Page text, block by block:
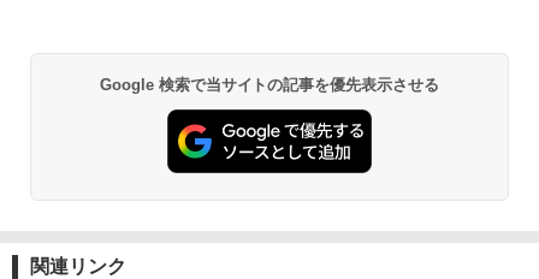
スプラトゥーン レイダース -Switch2
Beast of Reincarnation -PS5 【特典】
プロダクトコード 封入
￥7,286
2
【純正品】Xbox ワイヤレス コントロー
ラー (ロボット ホワイト)
￥7,681
【純正品】Xbox ワイヤレス コントロー
劇場版「鬼滅の刃」無限城編 第一章 猗
窩座再来 通常版 [DVD]
￥3,523
Google 検索で当サイトの記事を優先表示させる
関連リンク